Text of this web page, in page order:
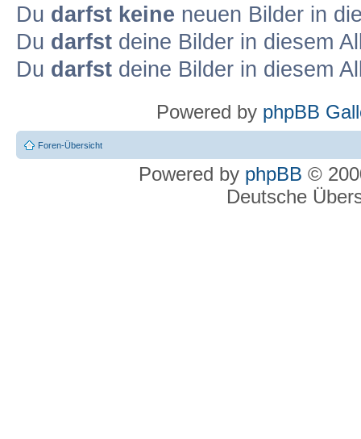
Du darfst keine neuen Bilder in
Du darfst deine Bilder in diesem
Du darfst deine Bilder in diesem
Powered by phpBB
Foren-Übersicht
Powered by phpBB ©
Deutsche